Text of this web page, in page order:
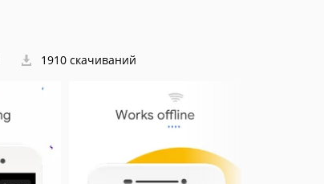
1910 скачиваний